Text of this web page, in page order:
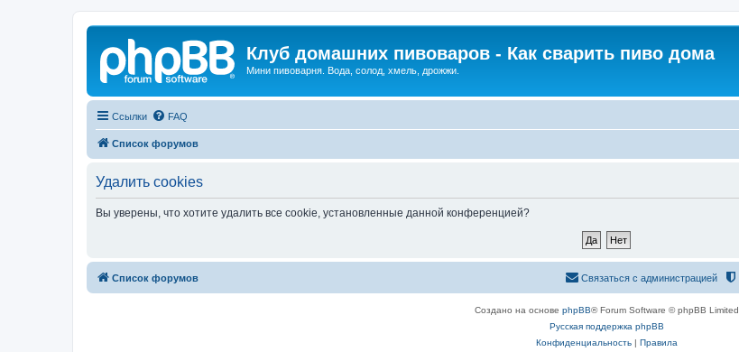
Клуб домашних пивоваров - Как cварить пиво дома
Мини пивоварня. Вода, солод, хмель, дрожжи.
Ссылки FAQ
Список форумов
Удалить cookies
Вы уверены, что хотите удалить все cookie, установленные данной конференцией?
Список форумов Связаться с администрацией
Создано на основе phpBB® Forum Software © phpBB Limited
Русская поддержка phpBB
Конфиденциальность| Правила